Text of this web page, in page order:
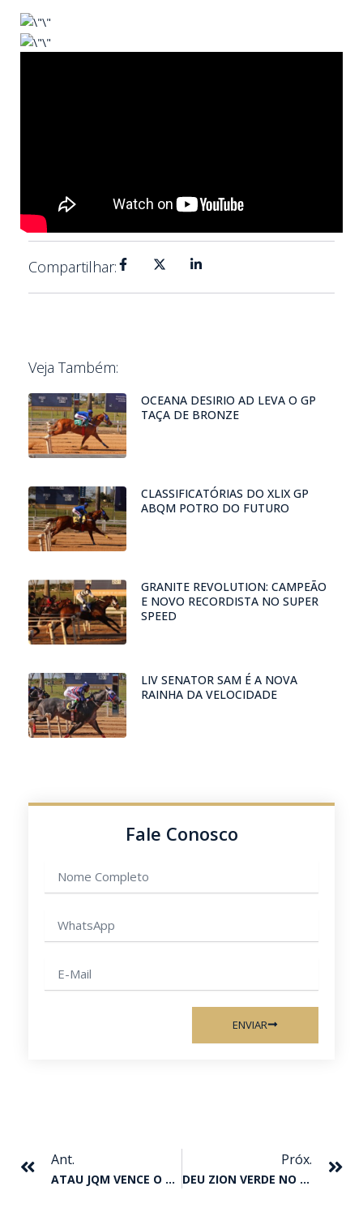
Compartilhar:
Veja Também:
OCEANA DESIRIO AD LEVA O GP
TAÇA DE BRONZE
CLASSIFICATÓRIAS DO XLIX GP
ABQM POTRO DO FUTURO
GRANITE REVOLUTION: CAMPEÃO
E NOVO RECORDISTA NO SUPER
SPEED
LIV SENATOR SAM É A NOVA
RAINHA DA VELOCIDADE
Fale Conosco
completo
mail
ENVIAR
Ant.
ATAU JQM VENCE O BRAZILIAN FUTURITY 2020
Próx.
DEU ZION VERDE NO GP I DERBY